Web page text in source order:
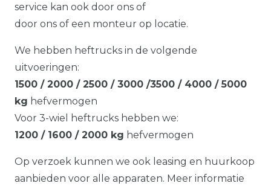
service kan ook door ons of
door ons of een monteur op locatie.
We hebben heftrucks in de volgende
uitvoeringen:
1500 / 2000 / 2500 / 3000 /3500 / 4000 / 5000
kg hefvermogen
Voor 3-wiel heftrucks hebben we:
1200 / 1600 / 2000 kg hefvermogen
Op verzoek kunnen we ook leasing en huurkoop
aanbieden voor alle apparaten. Meer informatie